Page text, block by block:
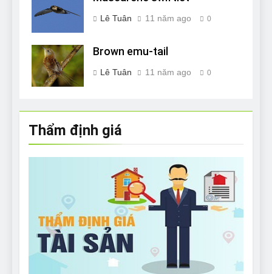
Lê Tuân 11 năm ago 0
Brown emu-tail
Lê Tuân 11 năm ago 0
Thẩm định giá